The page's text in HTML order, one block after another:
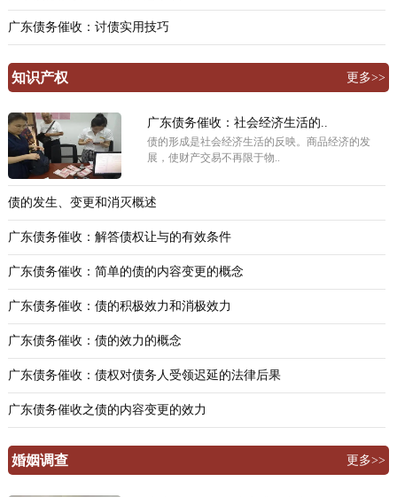
广东债务催收：讨债实用技巧
知识产权 更多>>
广东债务催收：社会经济生活的..
债的形成是社会经济生活的反映。商品经济的发
展，使财产交易不再限于物..
债的发生、变更和消灭概述
广东债务催收：解答债权让与的有效条件
广东债务催收：简单的债的内容变更的概念
广东债务催收：债的积极效力和消极效力
广东债务催收：债的效力的概念
广东债务催收：债权对债务人受领迟延的法律后果
广东债务催收之债的内容变更的效力
婚姻调查 更多>>